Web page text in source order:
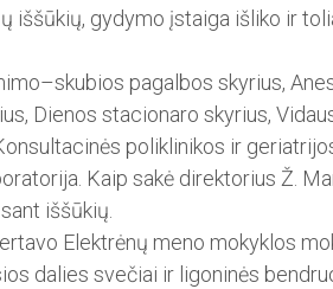
iššūkių, gydymo įstaiga išliko ir
pagalbos skyrius,
Dienos stacionaro skyrius,
poliklinikos ir
Kaip sakė direktorius Ž.
iššūkių.
Elektrėnų meno mokyklos
dalies svečiai ir ligoninės